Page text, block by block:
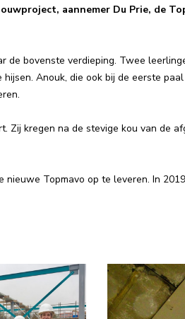
aannemer Du Prie, de
de bovenste verdieping. Twee
Anouk, die ook bij de eerste
Zij kregen na de stevige kou van de
Topmavo op te leveren. In